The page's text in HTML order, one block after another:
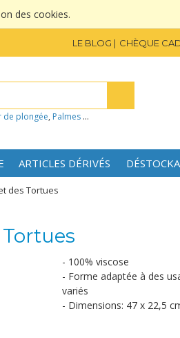
des cookies.
LE BLOG CHÈQUE
ARTICLES DÉRIVÉS
de plongée, Palmes ...
des Tortues
- 100% viscose
- Forme adaptée à des
variés
- Dimensions: 47 x 22,5